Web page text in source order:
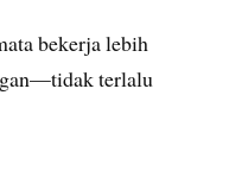
bekerja lebih
terlalu